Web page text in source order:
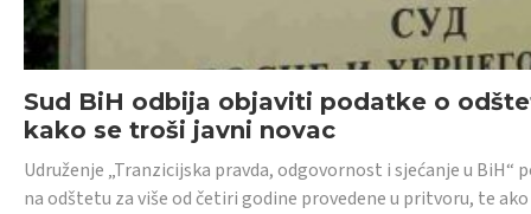
Sud BiH odbija objaviti podatke o
kako se troši javni novac
Udruženje „Tranzicijska pravda, odgovornost i sjećanje u
na odštetu za više od četiri godine provedene u pritvoru, te